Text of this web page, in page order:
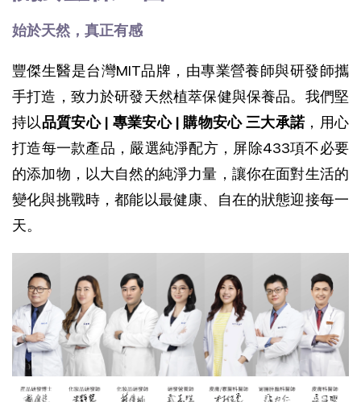
始於天然，真正有感
豐傑生醫是台灣MIT品牌，由專業營養師與研發師攜
手打造，致力於研發天然植萃保健與保養品。我們堅
持以品質安心 | 專業安心 | 購物安心 三大承諾，用心
打造每一款產品， 嚴選純淨配方，屏除433項不必要
的添加物，以大自然的純淨力量，讓你在面對生活的
變化與挑戰時，都能以最健康、自在的狀態迎接每一
天。